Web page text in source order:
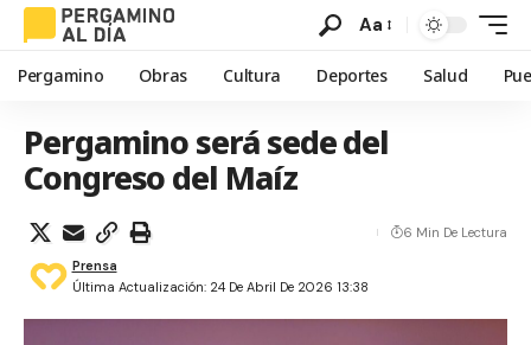
Aa
Pergamino Obras Cultura Deportes Salud
Pergamino será sede del
Congreso del Maíz
Última Actualización: 24 De Abril De 2026 13:38
Prensa
6 Min De Lectura